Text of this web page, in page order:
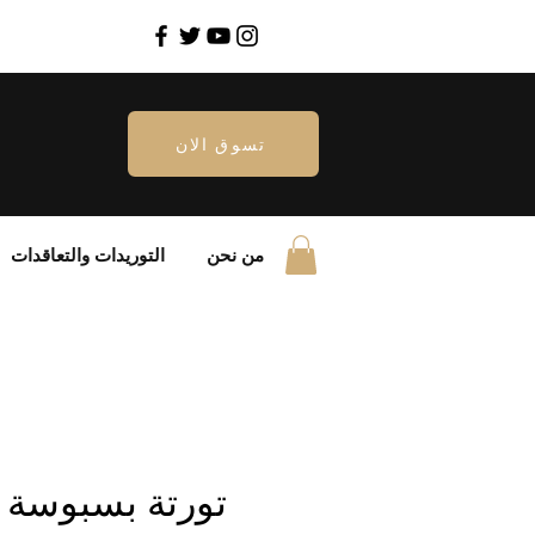
تسوق الان
التوريدات والتعاقدات من نحن
تورتة